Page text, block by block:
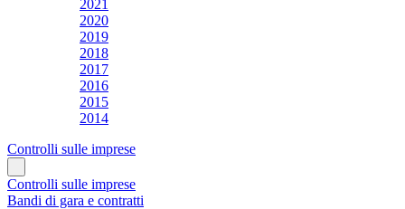
2021
2020
2019
2018
2017
2016
2015
2014
Controlli sulle imprese
Controlli sulle imprese
Bandi di gara e contratti